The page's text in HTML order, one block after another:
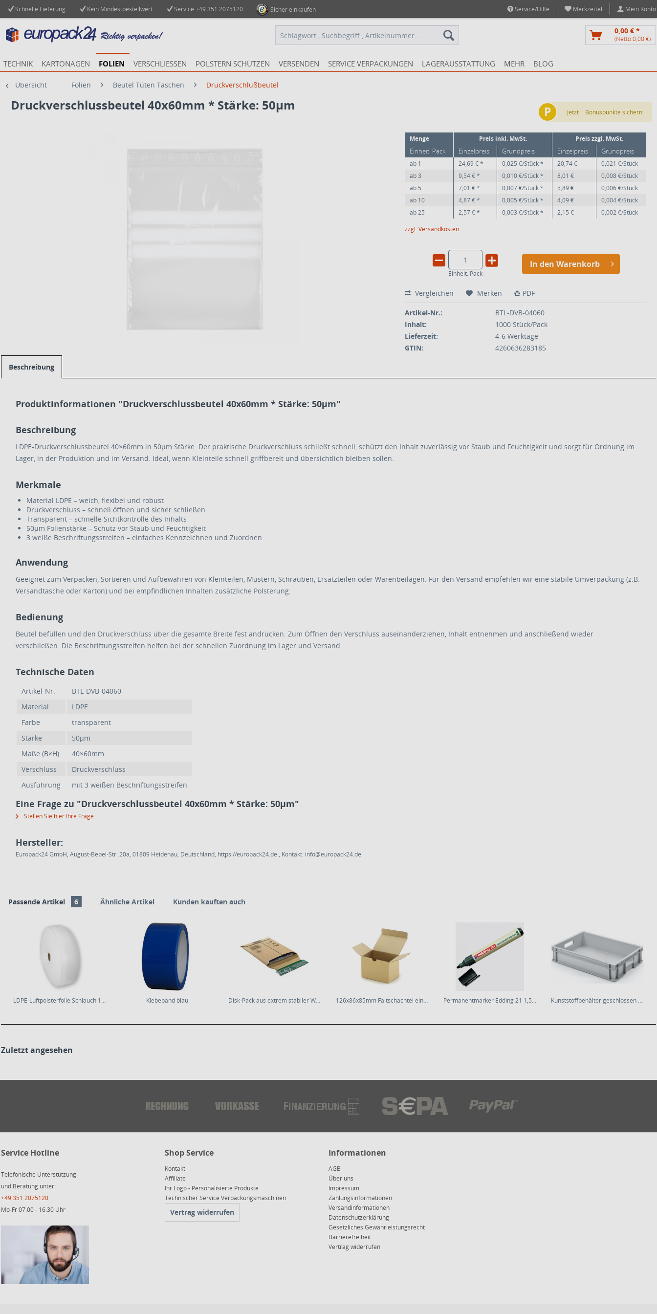
Schnelle Lieferung Kein Mindestbestellwert Service +49 351 2075120 Sicher einkaufen Service/Hilfe Merkzettel Mein Konto
0,00 € *
(Netto 0,00 €)
TECHNIK KARTONAGEN FOLIEN VERSCHLIESSEN POLSTERN SCHÜTZEN VERSENDEN SERVICE VERPACKUNGEN LAGERAUSSTATTUNG MEHR BLOG
Übersicht Folien Beutel Tüten Taschen Druckverschlußbeutel
Druckverschlussbeutel 40x60mm * Stärke: 50µm
Menge Preis inkl. MwSt. Preis zzgl. MwSt.
Einheit: Pack Einzelpreis Grundpreis Einzelpreis Grundpreis
ab 1 24,69 € * 0,025 €/Stück * 20,74 €
0,021 €/Stück
ab3 9,54 € * 0,010 €/Stück * 8,01 €
0,008 €/Stück
ab 5 7,01 € * 0,007 €/Stück * 5,89 €
0,006 €/Stück
ab 10 4,87 € * 0,005 €/Stück * 4,09 €
0,004 €/Stück
ab25 2,57 € * 0,003 €/Stück * 2,15 €
0,002 €/Stück
zzgl. Versandkosten
Einheit: Pack
In den Warenkorb
Vergleichen Merken PDF
Artikel-Nr.:
BTL-DVB-04060
Inhalt:
1000 Stück/Pack
Lieferzeit:
4-6 Werktage
GTIN:
4260636283185
P Jetzt Bonuspunkte sichern
Beschreibung
Produktinformationen "Druckverschlussbeutel 40x60mm * Stärke: 50µm"
Beschreibung
LDPE-Druckverschlussbeutel 40×60mm in 50µm Stärke. Der praktische Druckverschluss schließt schnell, schützt den Inhalt zuverlässig vor Staub und Feuchtigkeit und sorgt für Ordnung im
Lager, in der Produktion und im Versand. Ideal, wenn Kleinteile schnell griffbereit und übersichtlich bleiben sollen.
Merkmale
Material LDPE – weich, flexibel und robust
Druckverschluss – schnell öffnen und sicher schließen
Transparent – schnelle Sichtkontrolle des Inhalts
50µm Folienstärke – Schutz vor Staub und Feuchtigkeit
3 weiße Beschriftungsstreifen – einfaches Kennzeichnen und Zuordnen
Anwendung
Geeignet zum Verpacken, Sortieren und Aufbewahren von Kleinteilen, Mustern, Schrauben, Ersatzteilen oder Warenbeilagen. Für den Versand empfehlen wir eine stabile Umverpackung (z.B.
Versandtasche oder Karton) und bei empfindlichen Inhalten zusätzliche Polsterung.
Bedienung
Beutel befüllen und den Druckverschluss über die gesamte Breite fest andrücken. Zum Öffnen den Verschluss auseinanderziehen, Inhalt entnehmen und anschließend wieder
verschließen. Die Beschriftungsstreifen helfen bei der schnellen Zuordnung im Lager und Versand.
Technische Daten
Artikel-Nr.
BTL-DVB-04060
Material
LDPE
Farbe
transparent
Stärke
50µm
Maße (B×H)
40×60mm
Verschluss
Druckverschluss
Ausführung
mit 3 weißen Beschriftungsstreifen
Eine Frage zu "Druckverschlussbeutel 40x60mm * Stärke: 50µm"
Stellen Sie hier Ihre Frage.
Hersteller:
Europack24 GmbH, August-Bebel-Str. 20a, 01809 Heidenau, Deutschland, https://europack24.de , Kontakt: info@europack24.de
Passende Artikel 6 Ähnliche Artikel Kunden kauften auch
LDPE-Luftpolsterfolie Schlauch 125mm×50m | 80µm... Klebeband blau Disk-Pack aus extrem stabiler Wellpappe | braun 126x86x85mm Faltschachtel einwellig Permanentmarker Edding 21 1,5-3 Rec. Kunststoffbehälter geschlossen * 57x37x11cm
Zuletzt angesehen
Service Hotline
Telefonische Unterstützung
und Beratung unter:
+49 351 2075120
Mo-Fr 07:00 - 16:30 Uhr
Shop Service
Kontakt
Affiliate
Ihr Logo - Personalisierte Produkte
Technischer Service Verpackungsmaschinen
Vertrag widerrufen
Informationen
AGB
Über uns
Impressum
Zahlungsinformationen
Versandinformationen
Datenschutzerklärung
Gesetzliches Gewährleistungsrecht
Barrierefreiheit
Vertrag widerrufen